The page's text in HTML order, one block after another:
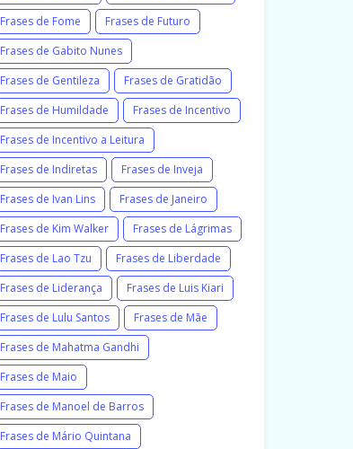
Frases de Fome
Frases de Futuro
Frases de Gabito Nunes
Frases de Gentileza
Frases de Gratidão
Frases de Humildade
Frases de Incentivo
Frases de Incentivo a Leitura
Frases de Indiretas
Frases de Inveja
Frases de Ivan Lins
Frases de Janeiro
Frases de Kim Walker
Frases de Lágrimas
Frases de Lao Tzu
Frases de Liberdade
Frases de Liderança
Frases de Luis Kiari
Frases de Lulu Santos
Frases de Mãe
Frases de Mahatma Gandhi
Frases de Maio
Frases de Manoel de Barros
Frases de Mário Quintana